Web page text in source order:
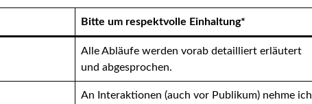
Bitte um respektvolle Einhaltung*
Alle Abläufe werden vorab detailliert erläutert
und abgesprochen.
An Interaktionen (auch vor Publikum) nehme ich